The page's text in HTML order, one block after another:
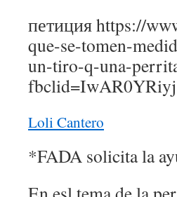
петиция https://
que-se-tomen-
un-tiro-q-una-
Loli Cantero
*FADA solicita la